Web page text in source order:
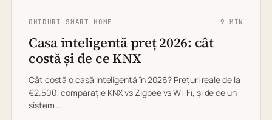
GHIDURI SMART HOME 9 MIN
Casa inteligentă preț 2026: cât
costă și de ce KNX
Cât costă o casă inteligentă în 2026? Prețuri reale de la
€2.500, comparație KNX vs Zigbee vs Wi-Fi, și de ce un
sistem …